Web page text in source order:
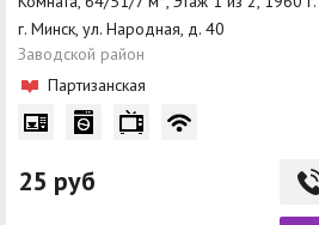
г. Минск, ул. Народная, д. 40
Заводской район
Партизанская
25 руб